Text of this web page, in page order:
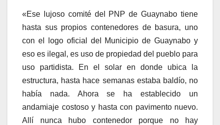
«Ese lujoso comité del PNP de Guaynabo tiene
hasta sus propios contenedores de basura, uno
con el logo oficial del Municipio de Guaynabo y
eso es ilegal, es uso de propiedad del pueblo para
uso partidista. En el solar en donde ubica la
estructura, hasta hace semanas estaba baldío, no
había nada. Ahora se ha establecido un
andamiaje costoso y hasta con pavimento nuevo.
Allí nunca hubo contenedor porque no hay